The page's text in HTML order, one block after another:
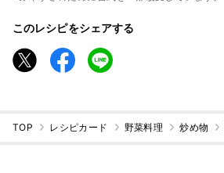
このレシピをシェアする
TOP レシピカード 野菜料理 炒め物